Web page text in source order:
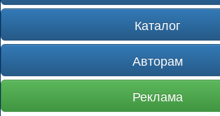
Каталог
Авторам
Реклама